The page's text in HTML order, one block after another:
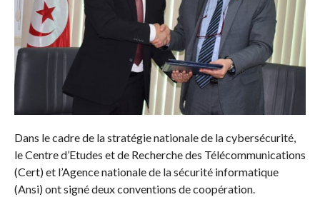
Dans le cadre de la stratégie nationale de la cybersécurité,
le Centre d’Etudes et de Recherche des Télécommunications
(Cert) et l’Agence nationale de la sécurité informatique
(Ansi) ont signé deux conventions de coopération.